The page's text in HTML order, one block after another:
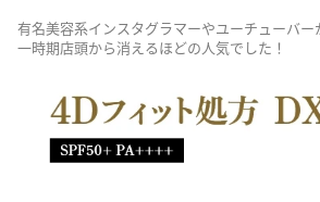
有名美容系インスタグラマーやユーチューバー
一時期店頭から消えるほどの人気でした！